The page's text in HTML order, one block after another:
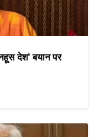
देश' बयान पर